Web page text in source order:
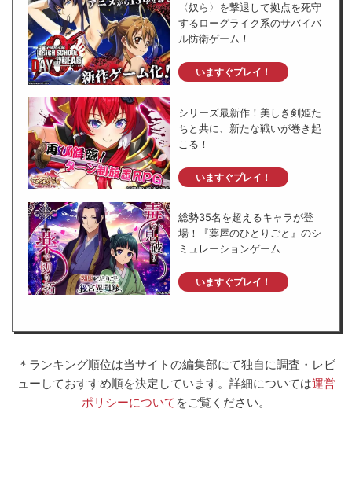
〈奴ら〉を撃退して拠点を死守
するローグライク系のサバイバ
ル防衛ゲーム！
いますぐプレイ！
シリーズ最新作！美しき剣姫た
ちと共に、新たな戦いが巻き起
こる！
いますぐプレイ！
総勢35名を超えるキャラが登
場！『薬屋のひとりごと』のシ
ミュレーションゲーム
いますぐプレイ！
＊ランキング順位は当サイトの編集部にて独自に調査・レビ
ューしておすすめ順を決定しています。 詳細については運営
ポリシーについて をご覧ください。